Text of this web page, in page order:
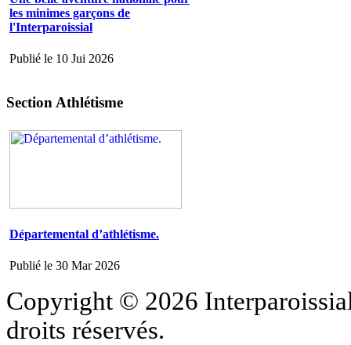
les minimes garçons de
l'Interparoissial
Publié le 10 Jui 2026
Section Athlétisme
Départemental d’athlétisme.
Publié le 30 Mar 2026
Copyright © 2026
droits réservés.